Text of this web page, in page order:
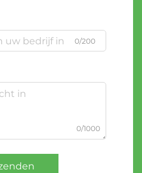
0/200
0/1000